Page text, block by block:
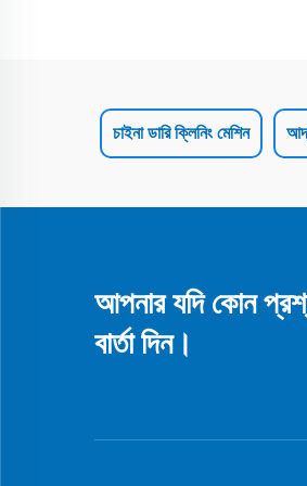
চাইনা ডারি ক্লিনিং মেশিন
আপনার যদি কোন
বার্তা দিন।